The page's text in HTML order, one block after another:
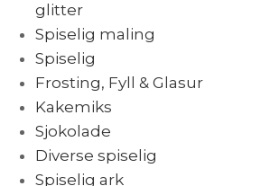
glitter
Spiselig maling
Spiselig
Frosting, Fyll & Glasur
Kakemiks
Sjokolade
Diverse spiselig
Spiselig ark